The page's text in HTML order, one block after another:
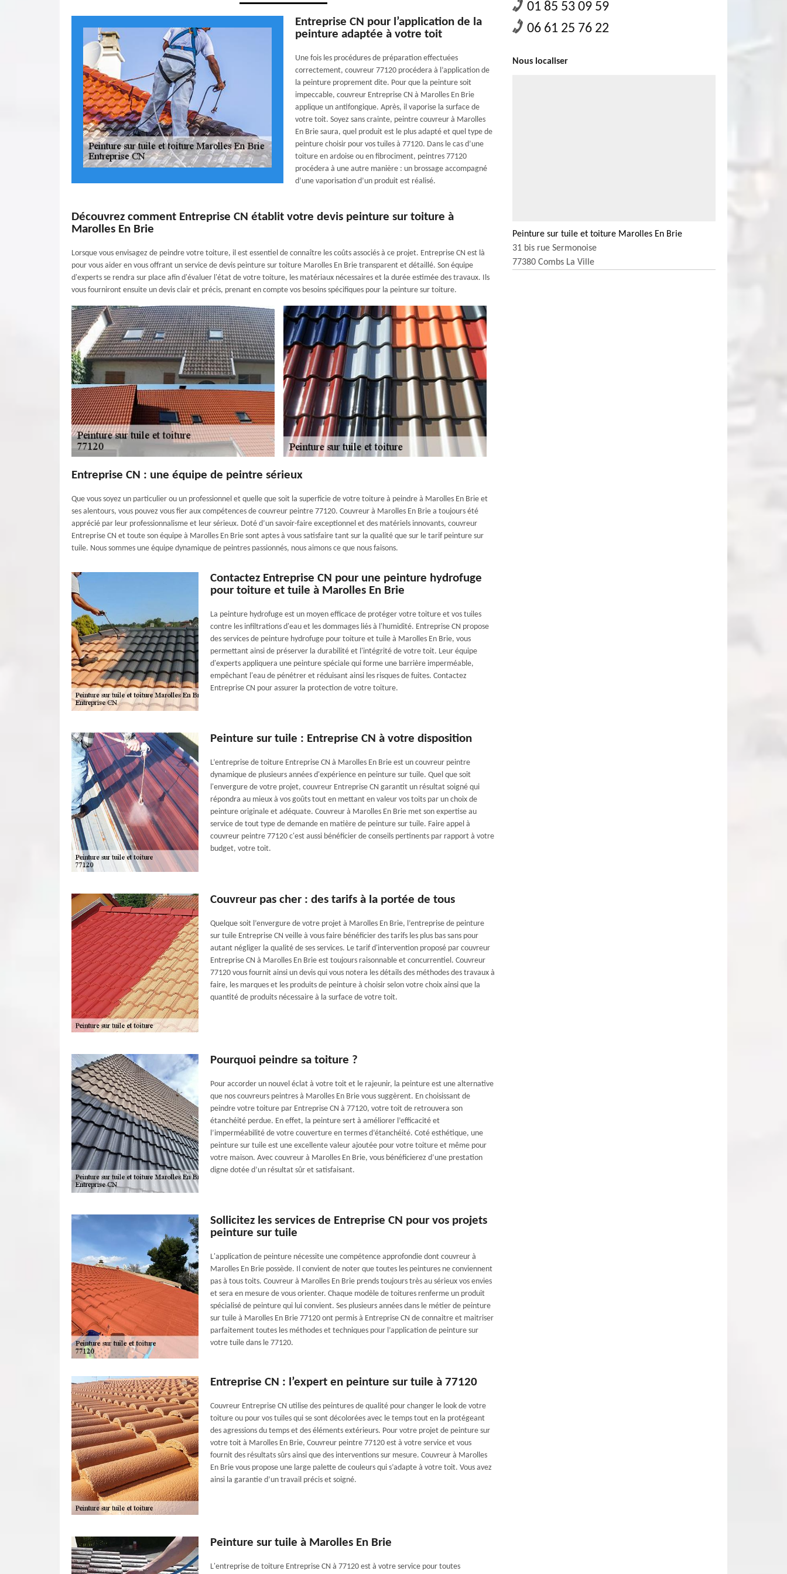
Entreprise CN pour l’application de la
peinture adaptée à votre toit
Une fois les procédures de préparation effectuées
correctement, couvreur 77120 procédera à l’application de
la peinture proprement dite. Pour que la peinture soit
impeccable, couvreur Entreprise CN à Marolles En Brie
applique un antifongique. Après, il vaporise la surface de
votre toit. Soyez sans crainte, peintre couvreur à Marolles
En Brie saura, quel produit est le plus adapté et quel type de
peinture choisir pour vos tuiles à 77120. Dans le cas d’une
toiture en ardoise ou en fibrociment, peintres 77120
procédera à une autre manière : un brossage accompagné
d’une vaporisation d’un produit est réalisé.
Découvrez comment Entreprise CN établit votre devis peinture sur toiture à
Marolles En Brie
Lorsque vous envisagez de peindre votre toiture, il est essentiel de connaître les coûts associés à ce projet. Entreprise CN est là
pour vous aider en vous offrant un service de devis peinture sur toiture Marolles En Brie transparent et détaillé. Son équipe
d'experts se rendra sur place afin d'évaluer l'état de votre toiture, les matériaux nécessaires et la durée estimée des travaux. Ils
vous fourniront ensuite un devis clair et précis, prenant en compte vos besoins spécifiques pour la peinture sur toiture.
Entreprise CN : une équipe de peintre sérieux
Que vous soyez un particulier ou un professionnel et quelle que soit la superficie de votre toiture à peindre à Marolles En Brie et
ses alentours, vous pouvez vous fier aux compétences de couvreur peintre 77120. Couvreur à Marolles En Brie a toujours été
apprécié par leur professionnalisme et leur sérieux. Doté d’un savoir-faire exceptionnel et des matériels innovants, couvreur
Entreprise CN et toute son équipe à Marolles En Brie sont aptes à vous satisfaire tant sur la qualité que sur le tarif peinture sur
tuile. Nous sommes une équipe dynamique de peintres passionnés, nous aimons ce que nous faisons.
Contactez Entreprise CN pour une peinture hydrofuge
pour toiture et tuile à Marolles En Brie
La peinture hydrofuge est un moyen efficace de protéger votre toiture et vos tuiles
contre les infiltrations d'eau et les dommages liés à l'humidité. Entreprise CN propose
des services de peinture hydrofuge pour toiture et tuile à Marolles En Brie, vous
permettant ainsi de préserver la durabilité et l'intégrité de votre toit. Leur équipe
d'experts appliquera une peinture spéciale qui forme une barrière imperméable,
empêchant l'eau de pénétrer et réduisant ainsi les risques de fuites. Contactez
Entreprise CN pour assurer la protection de votre toiture.
Peinture sur tuile : Entreprise CN à votre disposition
L’entreprise de toiture Entreprise CN à Marolles En Brie est un couvreur peintre
dynamique de plusieurs années d'expérience en peinture sur tuile. Quel que soit
l'envergure de votre projet, couvreur Entreprise CN garantit un résultat soigné qui
répondra au mieux à vos goûts tout en mettant en valeur vos toits par un choix de
peinture originale et adéquate. Couvreur à Marolles En Brie met son expertise au
service de tout type de demande en matière de peinture sur tuile. Faire appel à
couvreur peintre 77120 c'est aussi bénéficier de conseils pertinents par rapport à votre
budget, votre toit.
Couvreur pas cher : des tarifs à la portée de tous
Quelque soit l’envergure de votre projet à Marolles En Brie, l’entreprise de peinture
sur tuile Entreprise CN veille à vous faire bénéficier des tarifs les plus bas sans pour
autant négliger la qualité de ses services. Le tarif d'intervention proposé par couvreur
Entreprise CN à Marolles En Brie est toujours raisonnable et concurrentiel. Couvreur
77120 vous fournit ainsi un devis qui vous notera les détails des méthodes des travaux à
faire, les marques et les produits de peinture à choisir selon votre choix ainsi que la
quantité de produits nécessaire à la surface de votre toit.
Pourquoi peindre sa toiture ?
Pour accorder un nouvel éclat à votre toit et le rajeunir, la peinture est une alternative
que nos couvreurs peintres à Marolles En Brie vous suggèrent. En choisissant de
peindre votre toiture par Entreprise CN à 77120, votre toit de retrouvera son
étanchéité perdue. En effet, la peinture sert à améliorer l’efficacité et
l’imperméabilité de votre couverture en termes d’étanchéité. Coté esthétique, une
peinture sur tuile est une excellente valeur ajoutée pour votre toiture et même pour
votre maison. Avec couvreur à Marolles En Brie, vous bénéficierez d’une prestation
digne dotée d’un résultat sûr et satisfaisant.
Sollicitez les services de Entreprise CN pour vos projets
peinture sur tuile
L'application de peinture nécessite une compétence approfondie dont couvreur à
Marolles En Brie possède. Il convient de noter que toutes les peintures ne conviennent
pas à tous toits. Couvreur à Marolles En Brie prends toujours très au sérieux vos envies
et sera en mesure de vous orienter. Chaque modèle de toitures renferme un produit
spécialisé de peinture qui lui convient. Ses plusieurs années dans le métier de peinture
sur tuile à Marolles En Brie 77120 ont permis à Entreprise CN de connaitre et maitriser
parfaitement toutes les méthodes et techniques pour l’application de peinture sur
votre tuile dans le 77120.
Entreprise CN : l’expert en peinture sur tuile à 77120
Couvreur Entreprise CN utilise des peintures de qualité pour changer le look de votre
toiture ou pour vos tuiles qui se sont décolorées avec le temps tout en la protégeant
des agressions du temps et des éléments extérieurs. Pour votre projet de peinture sur
votre toit à Marolles En Brie, Couvreur peintre 77120 est à votre service et vous
fournit des résultats sûrs ainsi que des interventions sur mesure. Couvreur à Marolles
En Brie vous propose une large palette de couleurs qui s’adapte à votre toit. Vous avez
ainsi la garantie d’un travail précis et soigné.
Peinture sur tuile à Marolles En Brie
L'entreprise de toiture Entreprise CN à 77120 est à votre service pour toutes
01 85 53 09 59
06 61 25 76 22
Nous localiser
Peinture sur tuile et toiture Marolles En Brie
31 bis rue Sermonoise
77380 Combs La Ville